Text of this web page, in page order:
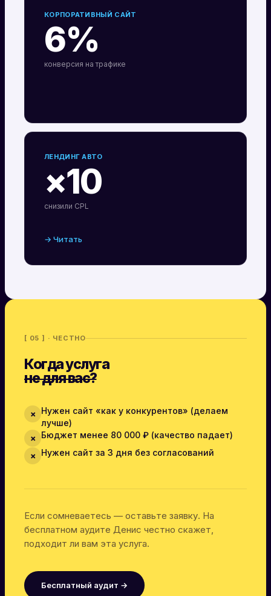
КОРПОРАТИВНЫЙ САЙТ
6%
конверсия на трафике
ЛЕНДИНГ АВТО
×10
снизили CPL
→ Читать
[ 05 ] · ЧЕСТНО
Когда услуга
не для вас?
✗
Нужен сайт «как у конкурентов» (делаем
лучше)
✗ Бюджет менее 80 000 ₽ (качество падает)
✗ Нужен сайт за 3 дня без согласований
Если сомневаетесь — оставьте заявку. На
бесплатном аудите Денис честно скажет,
подходит ли вам эта услуга.
Бесплатный аудит →